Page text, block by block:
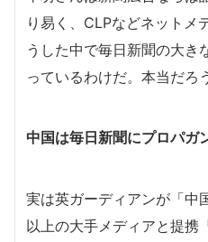
り易く、CLPなどネットメ
うした中で毎日新聞の大き
っているわけだ。本当だろ
中国は毎日新聞にプロパガ
実は英ガーディアンが「中
以上の大手メディアと提携